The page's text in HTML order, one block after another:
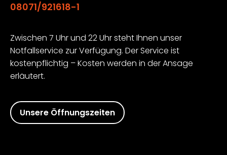
08071/921618-1
Zwischen 7 Uhr und 22 Uhr steht Ihnen unser
Notfallservice zur Verfügung. Der Service ist
kostenpflichtig – Kosten werden in der Ansage
erläutert.
Unsere Öffnungszeiten